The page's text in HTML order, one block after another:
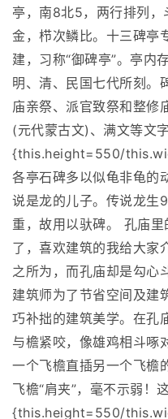
亭，南8北5，两行排列
金，栉次鳞比。十三碑亭
建，习称“御碑亭”。亭内
明、清、民国七代所刻。
庙亲祭、派官致祭和整修
(元代蒙古文)、满文等文
{this.height=550/
各亭石碑多以似龟非龟的
说是龙的儿子。传说龙生
重，故用以驮碑。 孔庙
了，喜欢建筑的我给大家
之所为，而孔庙却是勾心
建筑师为了节省空间及建
巧补拙的建筑美学。在孔
与檐紧咬，像雄鸡相斗啄
一个飞檐直插另一个飞檐
飞檐“肩夹”，毫不示弱！
{this.height=550/